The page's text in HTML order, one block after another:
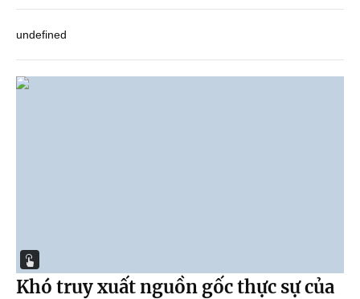
undefined
Khó truy xuất nguồn gốc thực sự của